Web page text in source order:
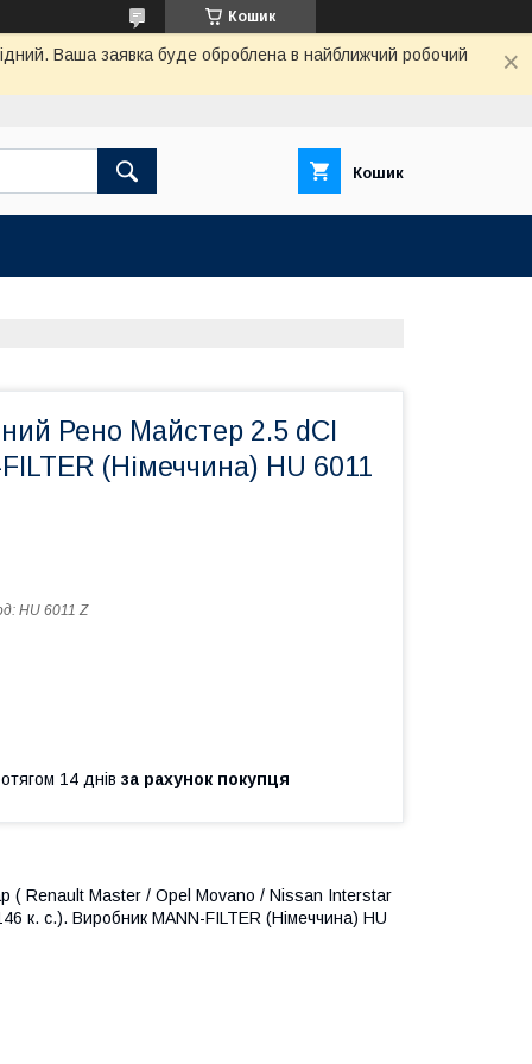
Кошик
Ваша заявка буде оброблена в найближчий робочий
Кошик
Рено Майстер 2.5 dCI
(Німеччина) HU 6011
HU 6011 Z
14 днів за рахунок покупця
( Renault Master / Opel Movano / Nissan Interstar
к. с.). Виробник MANN-FILTER (Німеччина) HU